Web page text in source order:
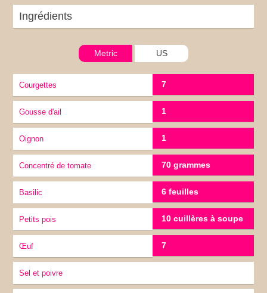
Ingrédients
Metric US
Courgettes 7
gousse d'ail 1
oignon 1
concentré de tomate 70 grammes
Basilic 6 feuilles
petits pois 10 cuillères à soupe
œuf 7
sel et poivre